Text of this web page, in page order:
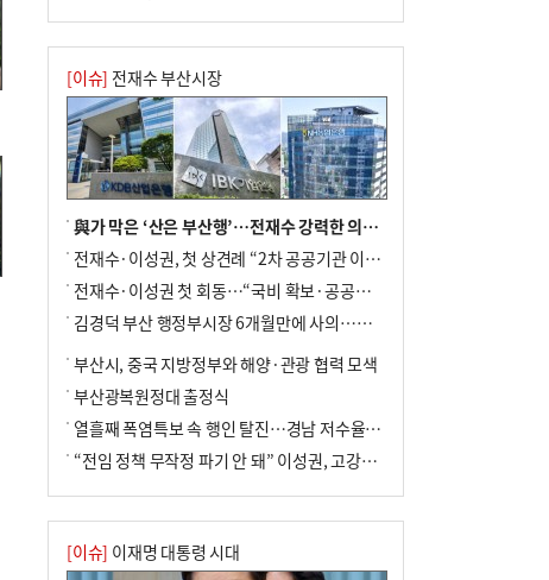
10 르노 못 타는 부산시장…관용차 규정에 막
힌 지역기업 응원
[이슈] 전재수 부산시장
與가 막은 ‘산은 부산행’…전재수 강력한 의지 표명 없인 공염불
전재수·이성권, 첫 상견례 “2차 공공기관 이전 초당 협력”(종합)
전재수·이성권 첫 회동…“국비 확보·공공기관 이전 협력”
김경덕 부산 행정부시장 6개월만에 사의…후임 인선 촉각
부산시, 중국 지방정부와 해양·관광 협력 모색
부산광복원정대 출정식
열흘째 폭염특보 속 행인 탈진…경남 저수율 평년의 절반
“전임 정책 무작정 파기 안 돼” 이성권, 고강도 ‘전재수 견제’ 예고
[이슈] 이재명 대통령 시대